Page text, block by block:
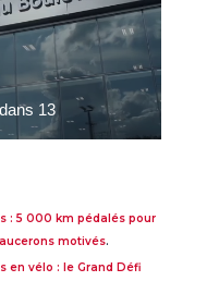
: 5 000 km pédalés pour
motivés.
en vélo : le Grand Défi